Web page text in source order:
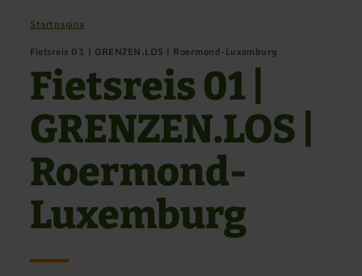
Startpagina
Fietsreis 01 | GRENZEN.LOS | Roermond-Luxemburg
Fietsreis 01 |
GRENZEN.LOS |
Roermond-
Luxemburg